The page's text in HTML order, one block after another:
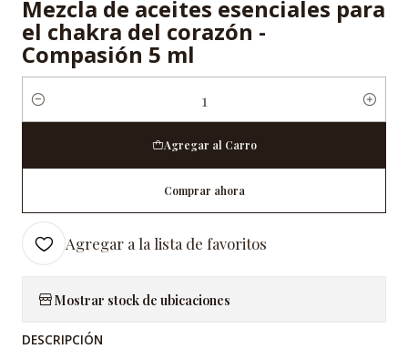
Mezcla de aceites esenciales para
el chakra del corazón -
Compasión 5 ml
Cantidad
Agregar al Carro
Comprar ahora
Agregar a la lista de favoritos
Mostrar stock de ubicaciones
DESCRIPCIÓN